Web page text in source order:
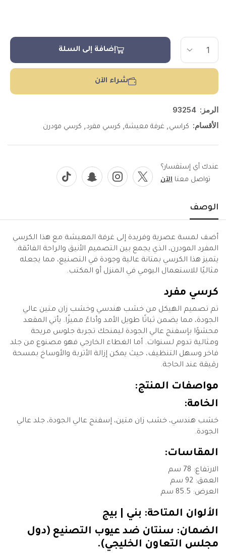
إضافة إلى السلة
شراء الآن
الرمز: 93254
الأقسام: كراسي, غرفة معيشة, كرسي مفرد, كرسي مودرن
عندك أي إستفسار؟
تواصل معنا الآن
الوصف
أضف لمسة عصرية وفريدة إلى غرفة المعيشة مع هذا الكرسي
المفرد المودرن، الذي يجمع بين التصميم الأنيق والراحة الفائقة.
يتميز هذا الكرسي بمتانة عالية وجودة في التصنيع، مما يجعله
مثاليًا للاستعمال اليومي في المنزل أو المكتب.
كرسي مفرد
تم تصميم الهيكل من خشب هندسي وخشب زان متين عالي
الجودة، مما يضمن ثباتًا طويل الأمد وأداءً مميزًا. يأتي المقعد
محشوًا بإسفنج عالي الجودة ليمنحك تجربة جلوس مريحة
ومثالية تدوم لسنوات. أما الغطاء الخارجي فهو مصنوع من جلد
فاخر وسهل التنظيف، حيث يمكن إزالة الأتربة والأوساخ بمسحة
رقيقة عند الحاجة.
مواصفات المنتج:
الخامة:
خشب هندسي، خشب زان متين، إسفنج عالي الجودة، جلد عالي
الجودة.
المقاسات:
الارتفاع: 78 سم
العمق: 92 سم
العرض: 85.5 سم
الألوان المتاحة: بني | بيج
الضمان: سنتان ضد عيوب التصنيع (دول
مجلس التعاون الخليجي).